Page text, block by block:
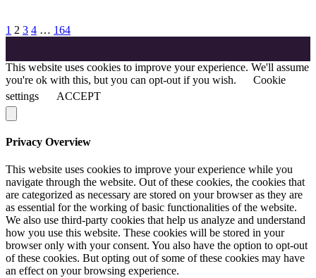
1 2 3 4 … 164
This website uses cookies to improve your experience. We'll assume
you're ok with this, but you can opt-out if you wish.
Cookie
settings
ACCEPT
Privacy Overview
This website uses cookies to improve your experience while you
navigate through the website. Out of these cookies, the cookies that
are categorized as necessary are stored on your browser as they are
as essential for the working of basic functionalities of the website.
We also use third-party cookies that help us analyze and understand
how you use this website. These cookies will be stored in your
browser only with your consent. You also have the option to opt-out
of these cookies. But opting out of some of these cookies may have
an effect on your browsing experience.